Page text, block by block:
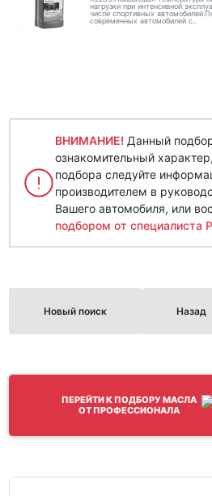
нагрузки при интенсивной
числе спортивных
современных автомобилей с..
ВНИМАНИЕ! Данный
ознакомительный
подбора следуйте
производителем в
Вашего автомобиля, или
подбором от специалиста
Новый поиск Назад
ПЕРЕЙТИ К ПОДБОРУ МАСЛА
ОТ ПРОФЕССИОНАЛА